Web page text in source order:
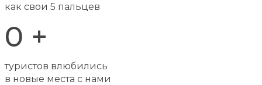
как свои 5 пальцев
0 +
туристов влюбились
в новые места с нами